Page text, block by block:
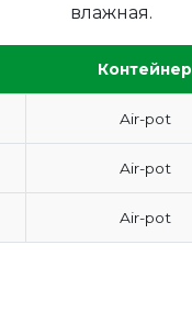
влажная.
Контейнер
Air-pot
Air-pot
Air-pot